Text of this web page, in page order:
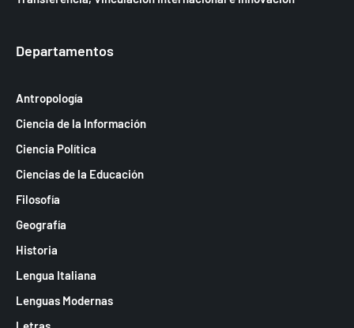
Departamentos
Antropología
Ciencia de la Información
Ciencia Política
Ciencias de la Educación
Filosofía
Geografía
Historia
Lengua Italiana
Lenguas Modernas